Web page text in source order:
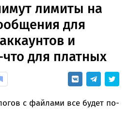
лимиты на
для
и
для платных
с файлами все будет по-